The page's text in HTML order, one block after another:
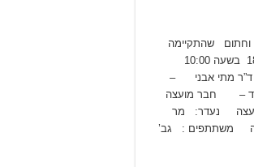
וחתום שהתקיימה
ביום חמישי בתאריך 18/01/2024 בשעה 10:00
ד”ר מתי אבני –
– חבר מועצה
נעדר: מר
משתתפים : גב’